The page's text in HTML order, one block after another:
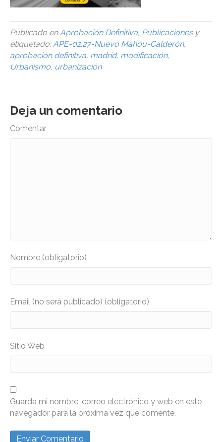
Publicado enAprobación Definitiva, Publicacionesy
etiquetado:APE-02.27-Nuevo Mahou-Calderón,
aprobación definitiva, madrid, modificación,
Urbanismo, urbanización
Deja un comentario
Comentar
Nombre (obligatorio)
Email (no será publicado) (obligatorio)
Sitio Web
Guarda mi nombre, correo electrónico y web en este
navegador para la próxima vez que comente.